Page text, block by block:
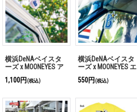
横浜DeNAベイスタ
ーズ x MOONEYES ア
1,100円 (税込)
横浜DeNAベイスタ
ーズ x MOONEYES エ
550円 (税込)